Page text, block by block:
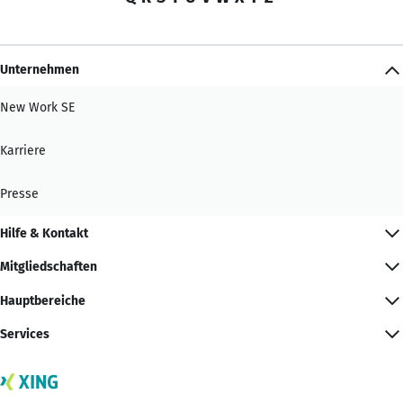
Unternehmen
New Work SE
Karriere
Presse
Hilfe & Kontakt
Mitgliedschaften
Hauptbereiche
Services